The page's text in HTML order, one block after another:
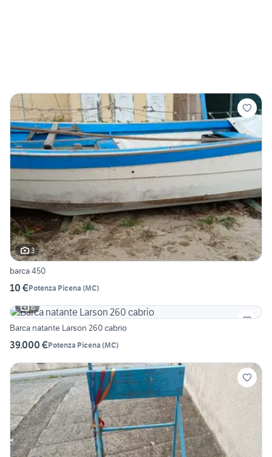
3
barca 450
10 €Potenza Picena (MC)
6
Barca natante Larson 260 cabrio
39.000 €Potenza Picena (MC)